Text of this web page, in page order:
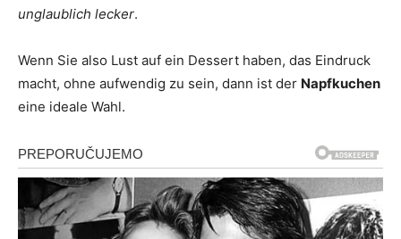
unglaublich lecker.
Wenn Sie also Lust auf ein Dessert haben, das Eindruck
macht, ohne aufwendig zu sein, dann ist der Napfkuchen
eine ideale Wahl.